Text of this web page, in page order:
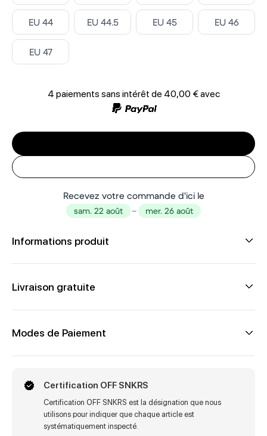
Select ‎
EU 44 Select ‎
EU 44.5 Select ‎
EU 45 Select ‎
EU 46
Select ‎
EU 47
4 paiements sans intérêt de 40,00 €avec
Recevez votre commande d'ici le
sam. 22 août – mer. 26 août
Informations produit
Livraison gratuite
Modes de Paiement
Certification OFF SNKRS
Certification OFF SNKRS est la désignation que nous
utilisons pour indiquer que chaque article est
systématiquement inspecté.